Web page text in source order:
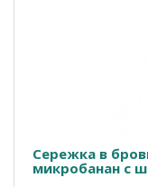
Сережка в
микробанан с